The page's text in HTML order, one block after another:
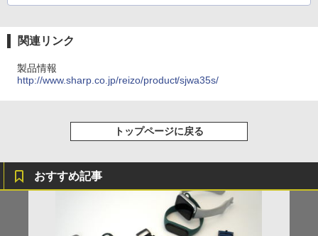
関連リンク
製品情報
http://www.sharp.co.jp/reizo/product/sjwa35s/
トップページに戻る
おすすめ記事